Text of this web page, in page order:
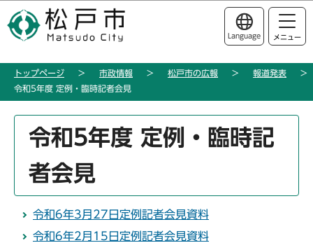
の
ー
このページの本文へ移動
Language メニュー
トップページ 市政情報 松戸市の広報
報道発表
令和5年度 定例・臨時記者会見
か
ら
令和5年度 定例・臨時記
者会見
令和6年3月27日定例記者会見資料
令和6年2月15日定例記者会見資料